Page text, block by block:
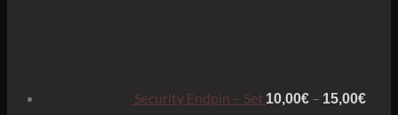
Security Endpin – Set 10,00€ – 15,00€